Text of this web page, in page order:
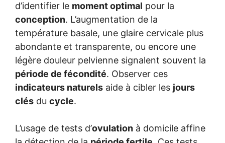
d’identifier le moment optimal pour la
conception. L’augmentation de la
température basale, une glaire cervicale plus
abondante et transparente, ou encore une
légère douleur pelvienne signalent souvent la
période de fécondité. Observer ces
indicateurs naturels aide à cibler les jours
clés du cycle.
L’usage de tests d’ovulation à domicile affine